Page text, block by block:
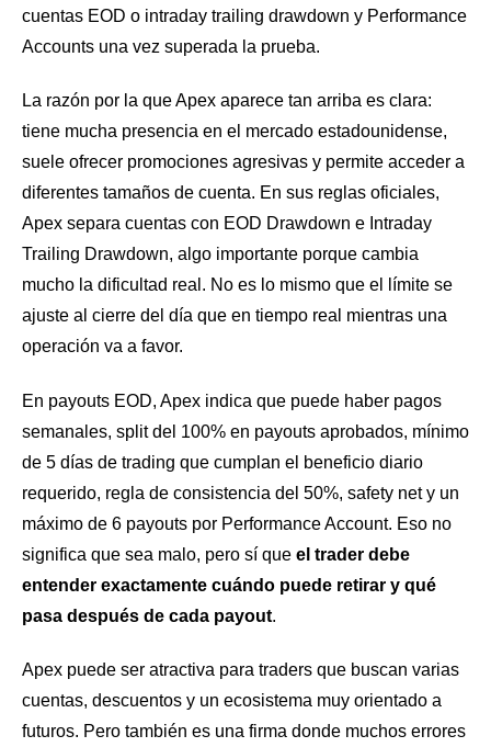
cuentas EOD o intraday trailing drawdown y Performance
Accounts una vez superada la prueba.
La razón por la que Apex aparece tan arriba es clara:
tiene mucha presencia en el mercado estadounidense,
suele ofrecer promociones agresivas y permite acceder a
diferentes tamaños de cuenta. En sus reglas oficiales,
Apex separa cuentas con EOD Drawdown e Intraday
Trailing Drawdown, algo importante porque cambia
mucho la dificultad real. No es lo mismo que el límite se
ajuste al cierre del día que en tiempo real mientras una
operación va a favor.
En payouts EOD, Apex indica que puede haber pagos
semanales, split del 100% en payouts aprobados, mínimo
de 5 días de trading que cumplan el beneficio diario
requerido, regla de consistencia del 50%, safety net y un
máximo de 6 payouts por Performance Account. Eso no
significa que sea malo, pero sí que el trader debe
entender exactamente cuándo puede retirar y qué
pasa después de cada payout.
Apex puede ser atractiva para traders que buscan varias
cuentas, descuentos y un ecosistema muy orientado a
futuros. Pero también es una firma donde muchos errores